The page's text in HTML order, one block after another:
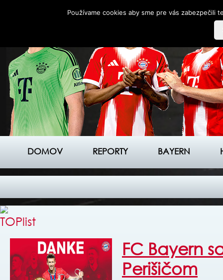
DOMOV REPORTY BAYERN
FC Bayern
Perišičom
Používame cookies aby sme pre vás zabezpečili